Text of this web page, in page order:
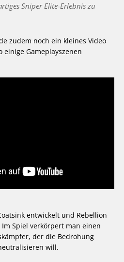
Sniper Elite-Erlebnis zu
zudem noch ein kleines Video
einige Gameplayszenen
entwickelt und Rebellion
Spiel verkörpert man einen
der die Bedrohung
will.